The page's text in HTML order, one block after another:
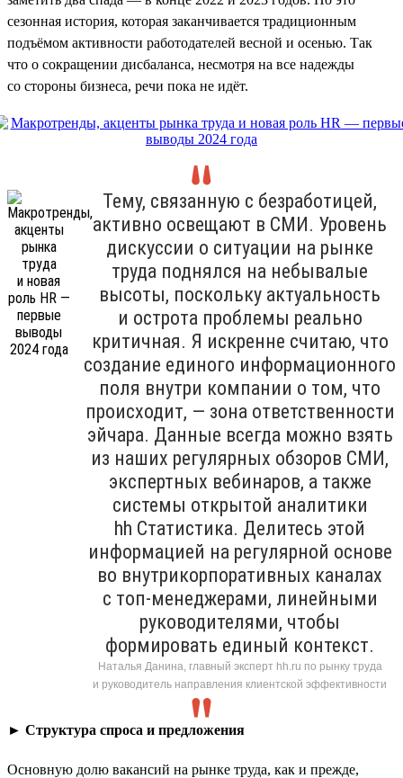
сезонная история, которая заканчивается традиционным
подъёмом активности работодателей весной и осенью. Так
что о сокращении дисбаланса, несмотря на все надежды
со стороны бизнеса, речи пока не идёт.
Тему, связанную с безработицей,
активно освещают в СМИ. Уровень
дискуссии о ситуации на рынке
труда поднялся на небывалые
высоты, поскольку актуальность
и острота проблемы реально
критичная. Я искренне считаю, что
создание единого информационного
поля внутри компании о том, что
происходит, — зона ответственности
эйчара. Данные всегда можно взять
из наших регулярных обзоров СМИ,
экспертных вебинаров, а также
системы открытой аналитики
hh Статистика. Делитесь этой
информацией на регулярной основе
во внутрикорпоративных каналах
с топ-менеджерами, линейными
руководителями, чтобы
формировать единый контекст.
Наталья Данина, главный эксперт hh.ru по рынку труда
и руководитель направления клиентской эффективности
► Структура спроса и предложения
Основную долю вакансий на рынке труда, как и прежде,